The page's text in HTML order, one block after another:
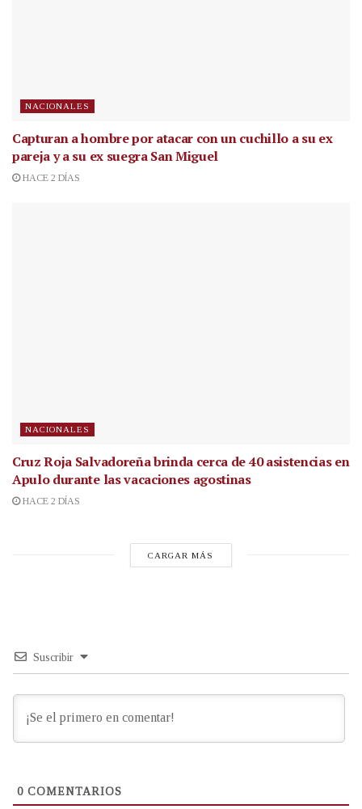
NACIONALES
Capturan a hombre por atacar con un cuchillo a su ex
pareja y a su ex suegra San Miguel
HACE 2 DÍAS
NACIONALES
Cruz Roja Salvadoreña brinda cerca de 40 asistencias en
Apulo durante las vacaciones agostinas
HACE 2 DÍAS
CARGAR MÁS
Suscribir
0 COMENTARIOS